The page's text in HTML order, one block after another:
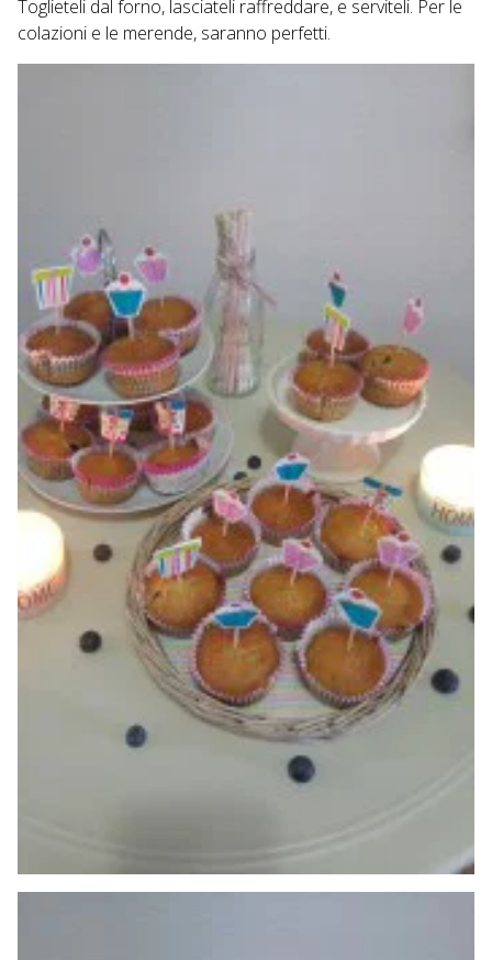
Toglieteli dal forno, lasciateli raffreddare, e serviteli. Per le
colazioni e le merende, saranno perfetti.